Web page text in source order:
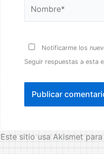
Notificarme los
Seguir respuestas a esta
Este sitio usa Akismet